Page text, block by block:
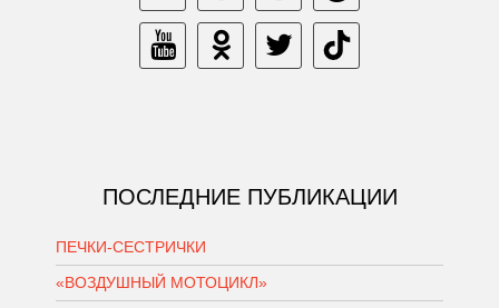
ПОСЛЕДНИЕ ПУБЛИКАЦИИ
ПЕЧКИ-СЕСТРИЧКИ
«ВОЗДУШНЫЙ МОТОЦИКЛ»